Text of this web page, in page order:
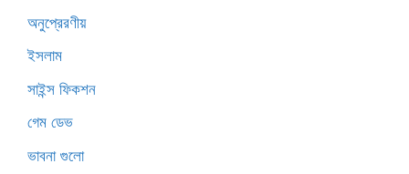
অনুপ্রেরণীয়
ইসলাম
সাইন্স ফিকশন
গেম ডেভ
ভাবনা গুলো